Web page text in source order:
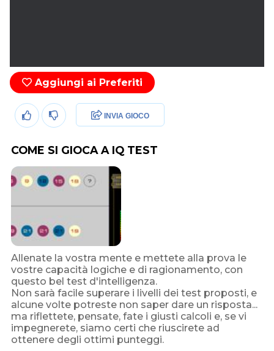
Aggiungi ai Preferiti
INVIA GIOCO
COME SI GIOCA A IQ TEST
Allenate la vostra mente e mettete alla prova le
vostre capacità logiche e di ragionamento, con
questo bel test d'intelligenza.
Non sarà facile superare i livelli dei test proposti, e
alcune volte potreste non saper dare un risposta...
ma riflettete, pensate, fate i giusti calcoli e, se vi
impegnerete, siamo certi che riuscirete ad
ottenere degli ottimi punteggi.